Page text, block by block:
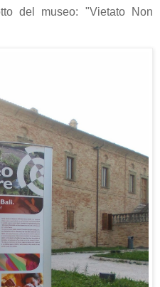
del museo: "Vietato Non